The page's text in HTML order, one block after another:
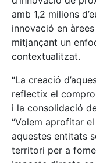
amb 1,2 milions
innovació en
mitjançant un
contextualitzat.
“La creació
reflectix el
i la consolidació
“Volem aprofitar
aquestes entitats
territori per a